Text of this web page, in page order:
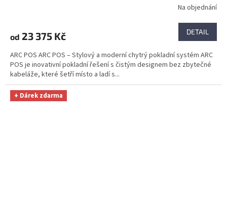
Na objednání
od 23 375 Kč DETAIL
ARC POS ARC POS – Stylový a moderní chytrý pokladní systém ARC
POS je inovativní pokladní řešení s čistým designem bez zbytečné
kabeláže, které šetří místo a ladí s...
+ Dárek zdarma